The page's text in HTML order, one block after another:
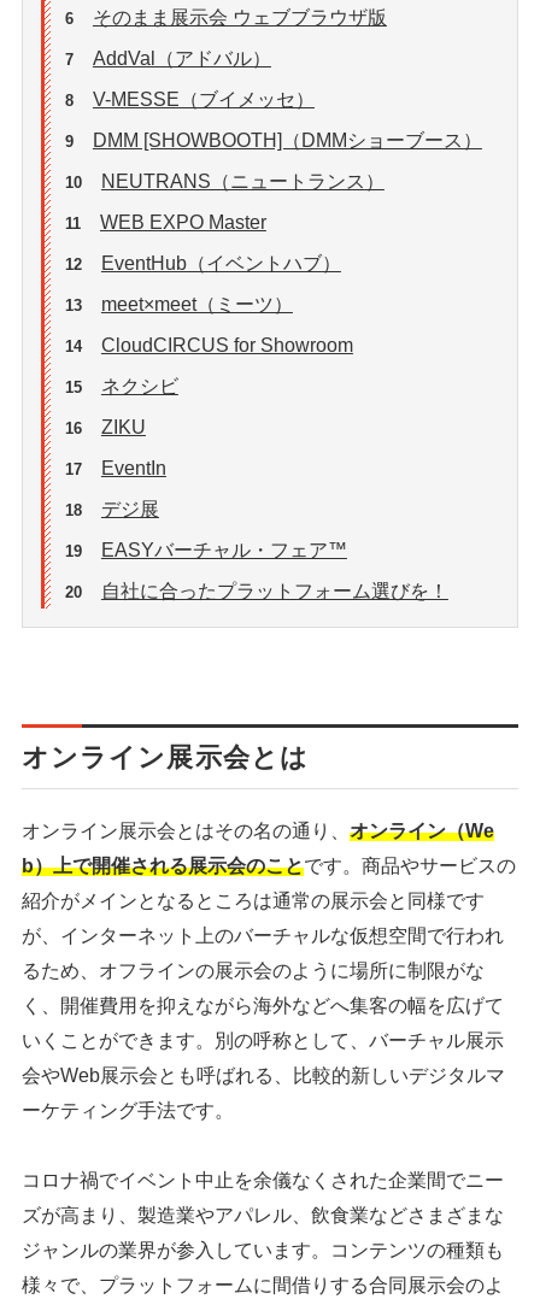
6 そのまま展示会 ウェブブラウザ版
7 AddVal（アドバル）
8 V-MESSE（ブイメッセ）
9 DMM [SHOWBOOTH]（DMMショーブース）
10 NEUTRANS（ニュートランス）
11 WEB EXPO Master
12 EventHub（イベントハブ）
13 meet×meet（ミーツ）
14 CloudCIRCUS for Showroom
15 ネクシビ
16 ZIKU
17 EventIn
18 デジ展
19 EASYバーチャル・フェア™
20 自社に合ったプラットフォーム選びを！
オンライン展示会とは
オンライン展示会とはその名の通り、 オンライン（We
b）上で開催される展示会のことです。商品やサービスの
紹介がメインとなるところは通常の展示会と同様です
が、インターネット上のバーチャルな仮想空間で行われ
るため、オフラインの展示会のように場所に制限がな
く、開催費用を抑えながら海外などへ集客の幅を広げて
いくことができます。別の呼称として、バーチャル展示
会やWeb展示会とも呼ばれる、比較的新しいデジタルマ
ーケティング手法です。
コロナ禍でイベント中止を余儀なくされた企業間でニー
ズが高まり、製造業やアパレル、飲食業などさまざまな
ジャンルの業界が参入しています。コンテンツの種類も
様々で、プラットフォームに間借りする合同展示会のよ